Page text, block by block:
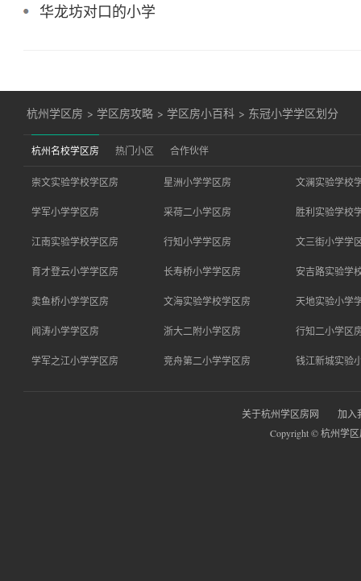
华龙坊对口的小学
杭州学区房 > 学区房攻略 > 学区房小百科 > 东冠小学学区划分
杭州名校学区房 热门小区 合作伙伴
崇文实验学校学区房 星洲小学学区房 文澜实验学校
学军小学学区房 采荷二小学区房 胜利实验学校
江南实验学校学区房 行知小学学区房 文三街小学学
育才登云小学学区房 长寿桥小学学区房 安吉路实验学
卖鱼桥小学学区房 文海实验学校学区房 天地实验小学
闻涛小学学区房 浙大二附小学区房 行知二小学区
学军之江小学学区房 竞舟第二小学学区房 钱江新城实验
关于杭州学区房网
加入
Copyright © 杭州学